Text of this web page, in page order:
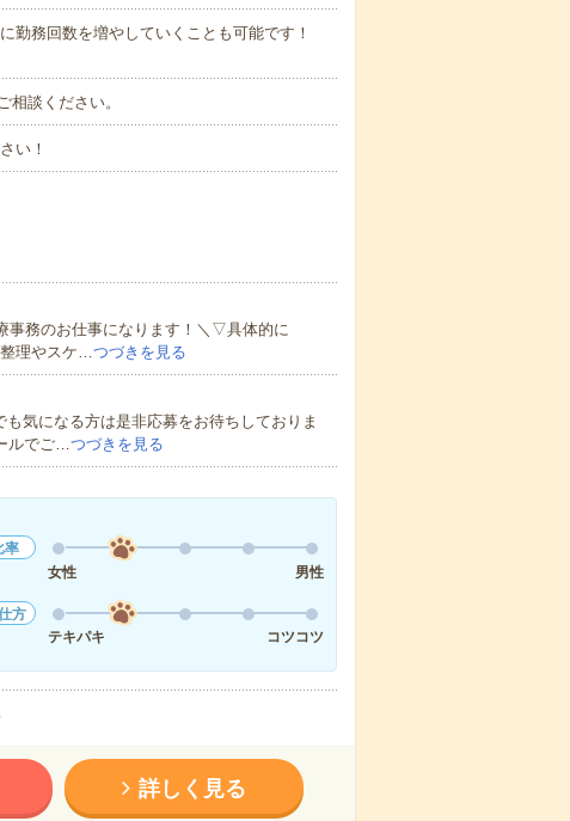
勤務回数を増やしていくことも可能です！
談ください。
い！
事務のお仕事になります！＼▽具体的に
理やスケ…つづきを見る
気になる方は是非応募をお待ちしておりま
ルでご…つづきを見る
率
女性
男性
方
テキパキ
コツコツ
詳しく見る